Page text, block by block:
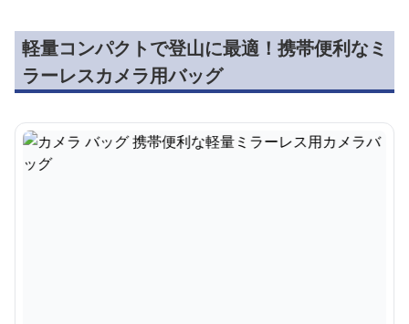
軽量コンパクトで登山に最適！携帯便利なミ
ラーレスカメラ用バッグ